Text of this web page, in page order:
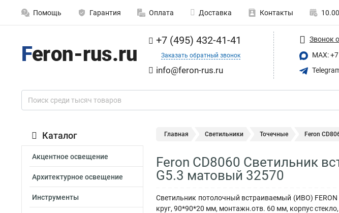
Помощь Гарантия Оплата Доставка Контакты
+7 (495) 432-41-41
Заказать обратный звонок
info@feron-rus.ru
Звонок
MAX:
Каталог
Акцентное освещение
Архитектурное освещение
Инструменты
Главная Светильники Точечные Feron
Feron CD8060 Светильник
G5.3 матовый 32570
Светильник потолочный встраиваемый (ИВО)
круг, 90*90*20 мм, монтажн.отв. 60 мм, корпус